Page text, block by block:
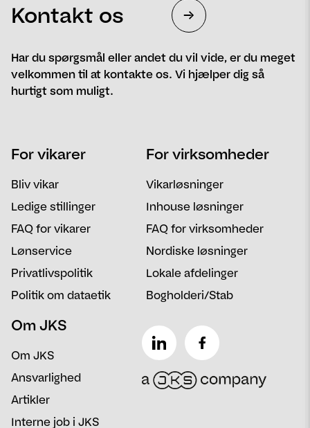
Kontakt os
Har du spørgsmål eller andet du vil vide, er du meget
velkommen til at kontakte os. Vi hjælper dig så
hurtigt som muligt.
Email Postnummer
For vikarer
Bliv vikar
Ledige stillinger
FAQ for vikarer
Lønservice
Privatlivspolitik
Politik om dataetik
For virksomheder
Vikarløsninger
Inhouse løsninger
FAQ for virksomheder
Nordiske løsninger
Lokale afdelinger
Bogholderi/Stab
Om JKS
Om JKS
Ansvarlighed
Artikler
Interne job i JKS